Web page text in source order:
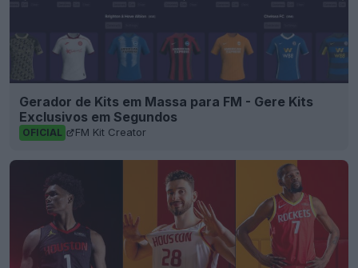
Gerador de Kits em Massa para FM - Gere Kits
Exclusivos em Segundos
OFICIAL FM Kit Creator